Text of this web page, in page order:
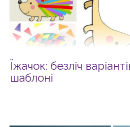
Їжачок: безліч
шаблоні